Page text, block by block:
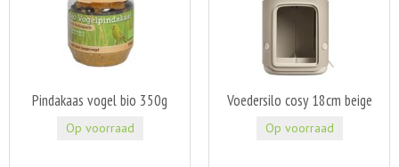
Pindakaas vogel bio 350g
Op voorraad
Voedersilo cosy 18cm beige
Op voorraad